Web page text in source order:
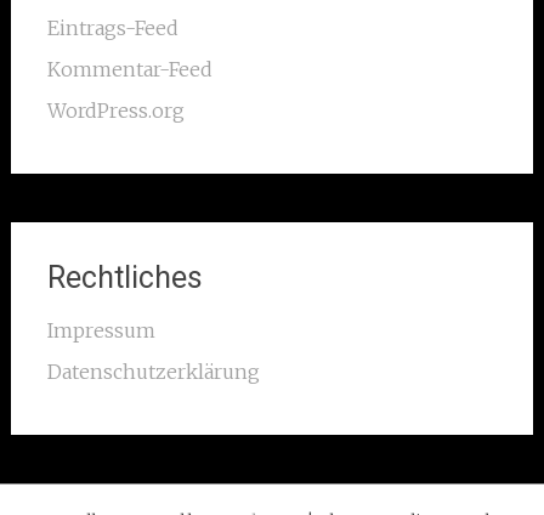
Eintrags-Feed
Kommentar-Feed
WordPress.org
Rechtliches
Impressum
Datenschutzerklärung